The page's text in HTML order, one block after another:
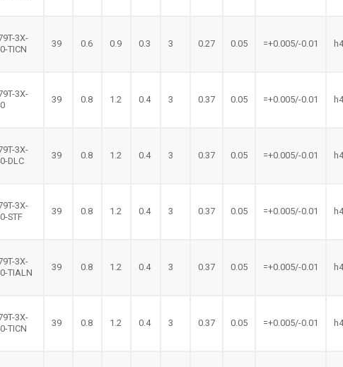
3X-
TICN
39 0.6 0.9 0.3 3 0.27 0.05 =+0.005/-0.01 h4
3X-
39 0.8 1.2 0.4 3 0.37 0.05 =+0.005/-0.01 h4
3X-
DLC
39 0.8 1.2 0.4 3 0.37 0.05 =+0.005/-0.01 h4
3X-
STF
39 0.8 1.2 0.4 3 0.37 0.05 =+0.005/-0.01 h4
3X-
TIALN
39 0.8 1.2 0.4 3 0.37 0.05 =+0.005/-0.01 h4
3X-
TICN
39 0.8 1.2 0.4 3 0.37 0.05 =+0.005/-0.01 h4